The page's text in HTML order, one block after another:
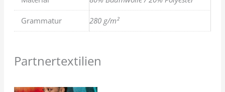
Grammatur 280 g/m²
Partnertextilien